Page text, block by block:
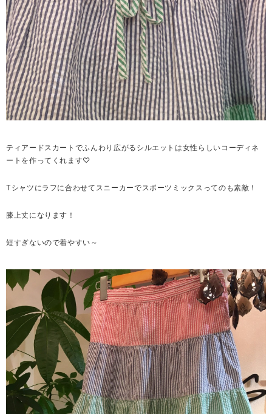
ティアードスカートでふんわり広がるシルエットは女性らしいコーディネ
ートを作ってくれます♡
Tシャツにラフに合わせてスニーカーでスポーツミックスってのも素敵！
膝上丈になります！
短すぎないので着やすい～